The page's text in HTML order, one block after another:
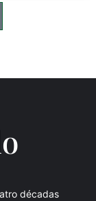
décadas